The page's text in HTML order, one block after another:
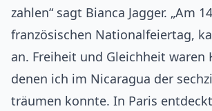
zahlen“ sagt Bianca Jagger. „Am
französischen Nationalfeiertag,
an. Freiheit und Gleichheit waren
denen ich im Nicaragua der
träumen konnte. In Paris